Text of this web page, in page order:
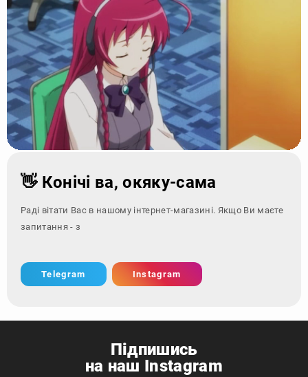
👋 Конічі ва, окяку-сама
Раді вітати Вас в нашому інтернет-магазині. Якщо Ви маєте
запитання - зверніться за
Telegram Instagram
Підпишись
на наш Instagram